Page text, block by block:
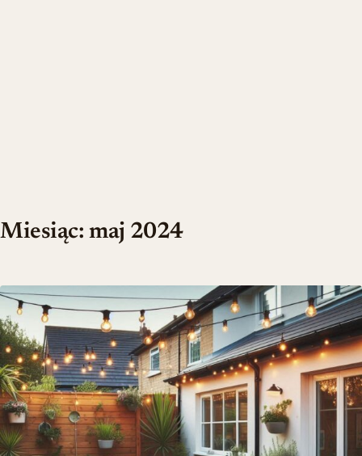
Miesiąc:maj 2024
Deski tarasowe: kompozytowe czy drewniane?